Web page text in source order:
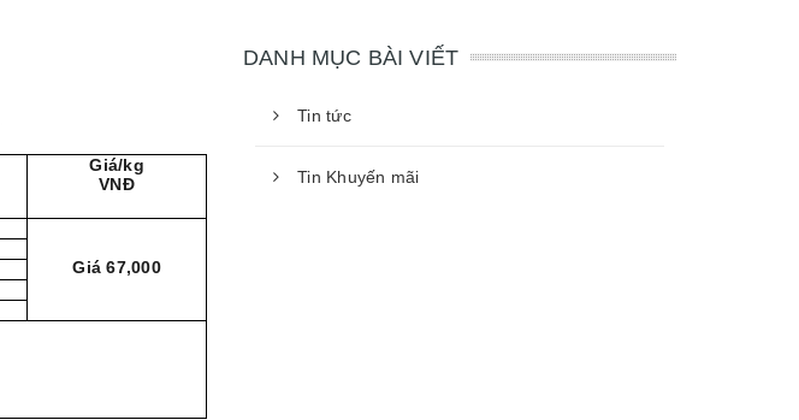
Giá/kg
VNĐ
Giá 67,000
DANH MỤC BÀI VIẾT
Tin tức
Tin Khuyến mãi